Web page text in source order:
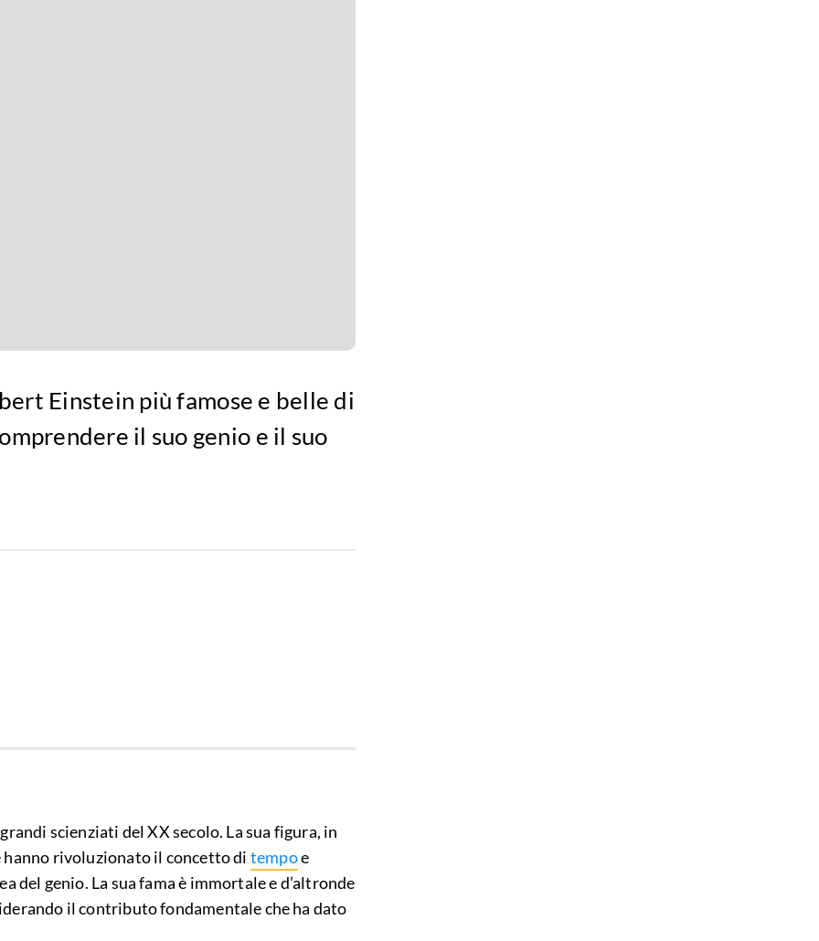
Einstein più famose e belle di
il suo genio e il suo
scienziati del XX secolo. La sua figura, in
rivoluzionato il concetto di tempoe
del genio. La sua fama è immortale e d’altronde
il contributo fondamentale che ha dato